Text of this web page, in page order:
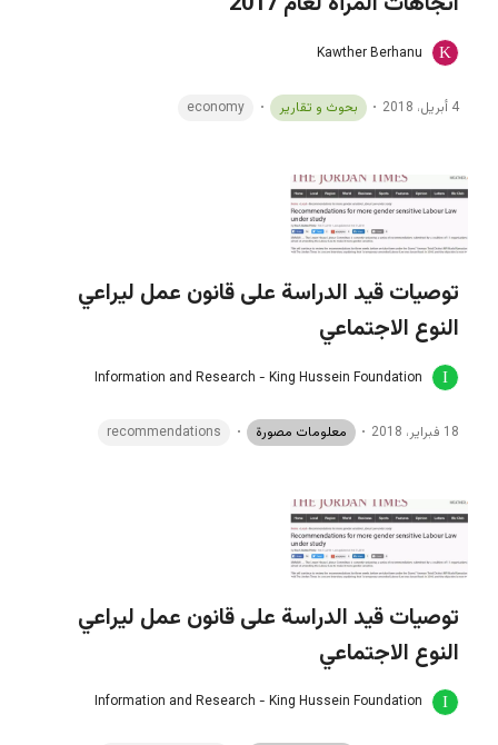
Kawther Berhanu
4 أبريل، 2018 بحوث و تقارير economy
توصيات قيد الدراسة على قانون عمل ليراعي
النوع الاجتماعي
Information and Research - King Hussein Foundation
18 فبراير، 2018 معلومات مصورة recommendations
توصيات قيد الدراسة على قانون عمل ليراعي
النوع الاجتماعي
Information and Research - King Hussein Foundation